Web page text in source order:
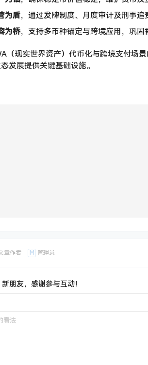
为盾，通过发牌制度、月度审计及刑事追
为桥，支持多币种锚定与跨境应用，巩固
（现实世界资产）代币化与跨境支付场
发展提供关键基础设施。
章作者 M 管理员
朋友，感谢参与互动！